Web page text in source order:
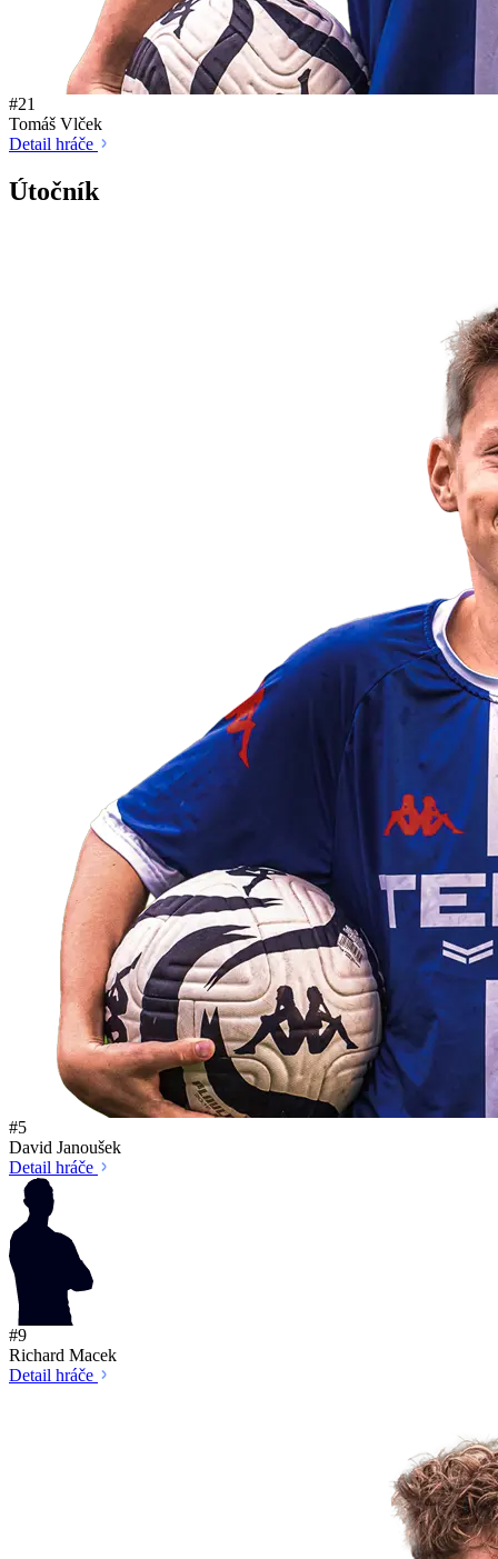
#21
Tomáš Vlček
Detail hráče
Útočník
#5
David Janoušek
Detail hráče
#9
Richard Macek
Detail hráče